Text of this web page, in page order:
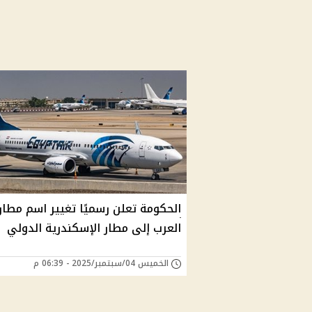
الحكومة تعلن رسميًا تغيير اسم
العرب إلى مطار الإسكندرية الدولي
الخميس 04/سبتمبر/2025 - 06:39 م